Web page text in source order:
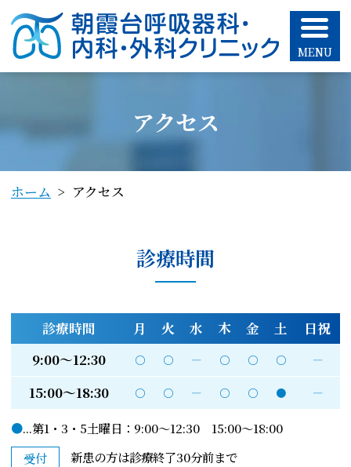
朝霞台呼吸器科・内科・外科クリニック
アクセス
ホーム アクセス
診療時間
●...第1・3・5土曜日：9:00～12:30 15:00～18:00
受付
新患の方は診療終了30分前まで
診療時間 月 火 水 木 金 土
日祝
9:00～12:30
○ ○ ― ○ ○ ○ ―
15:00～18:30 ○ ○ ― ○ ○ ● ―